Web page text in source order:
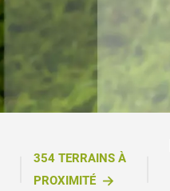
354 TERRAINS À
PROXIMITÉ